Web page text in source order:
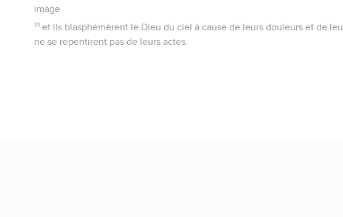
image.
11 et ils blasphémèrent le Dieu du ciel à cause de leurs douleurs et de
ne se repentirent pas de leurs actes.